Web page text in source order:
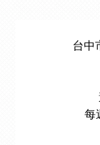
台中
每